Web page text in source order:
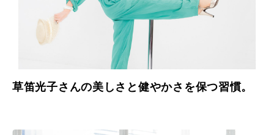
草笛光子さんの美しさと健やかさを保つ習慣。